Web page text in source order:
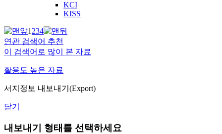
KCI
KISS
1234
연관 검색어 추천
이 검색어로 많이 본 자료
활용도 높은 자료
서지정보 내보내기(Export)
닫기
내보내기 형태를 선택하세요